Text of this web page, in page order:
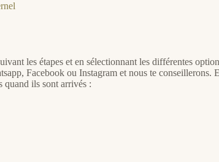
les étapes et en sélectionnant les différentes
Facebook ou Instagram et nous te
quand ils sont arrivés :